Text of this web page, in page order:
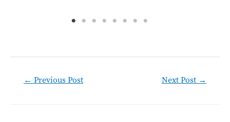
← Previous Post Next Post →